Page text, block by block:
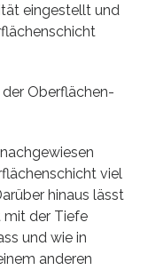
eingestellt und
Oberflächen-
viel
hinaus lässt
mit der Tiefe
und wie in
anderen